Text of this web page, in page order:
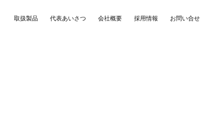
取扱製品 代表あいさつ 会社概要 採用情報 お問い合せ